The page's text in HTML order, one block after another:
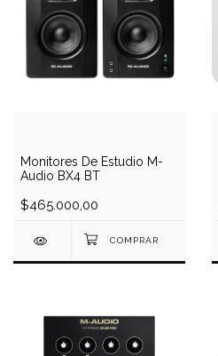
Monitores De Estudio M-
Audio BX4 BT
$465.000,00